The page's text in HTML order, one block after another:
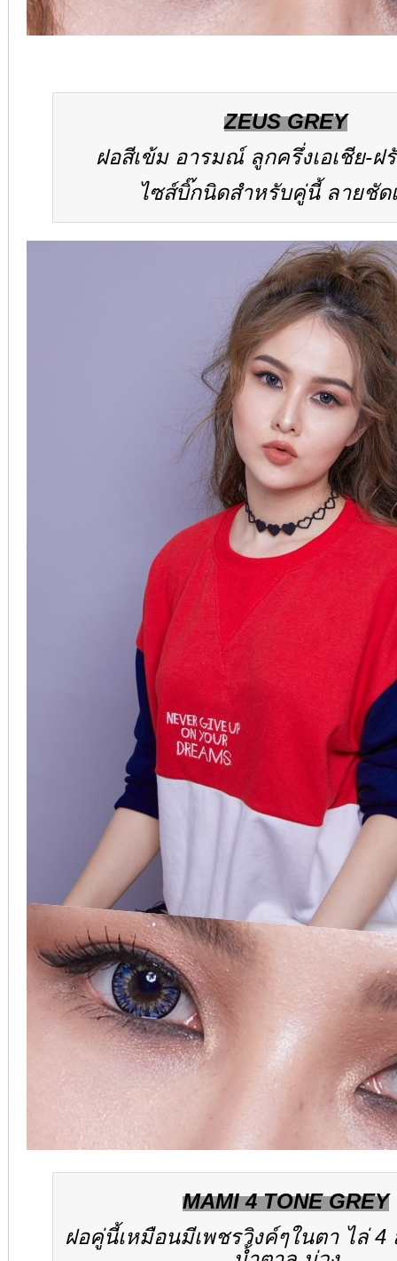
ZEUS GREY
ฝอสีเข้ม อารมณ์ ลูกครึ่งเอเชีย-ฝ
ไซส์บิ๊กนิดสำหรับคู่นี้ ลายชัด
MAMI 4 TONE GREY
ฝอคู่นี้เหมือนมีเพชรวิงค์ๆในตา ไล่ 4